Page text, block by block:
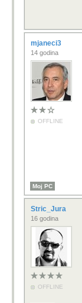
mjaneci3
14 godina
OFFLINE
Moj PC
Stric_Jura
16 godina
OFFLINE